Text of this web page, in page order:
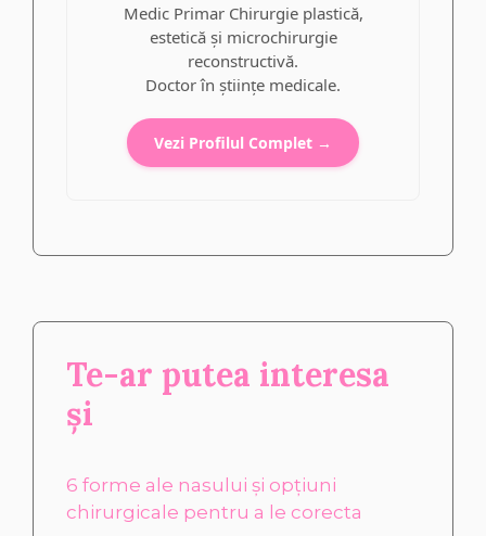
Medic Primar Chirurgie plastică,
estetică și microchirurgie
reconstructivă.
Doctor în științe medicale.
Vezi Profilul Complet →
Te-ar putea interesa
și
6 forme ale nasului și opțiuni
chirurgicale pentru a le corecta